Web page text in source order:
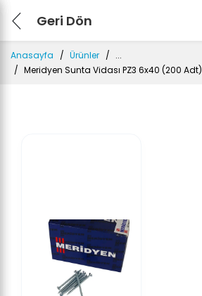
Geri Dön
Anasayfa Ürünler
...
Meridyen Sunta Vidası PZ3 6x40 (200 Adt)